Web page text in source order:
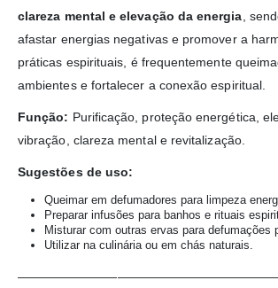
clareza mental e elevação da energia ,
afastar energias negativas e promover a
práticas espirituais, é frequentemente
ambientes e fortalecer a conexão espiritual.
Função: Purificação, proteção energética,
vibração, clareza mental e revitalização.
Sugestões de uso:
Queimar em defumadores para limpeza
Preparar infusões para banhos e rituais
Misturar com outras ervas para defumações
Utilizar na culinária ou em chás naturais.